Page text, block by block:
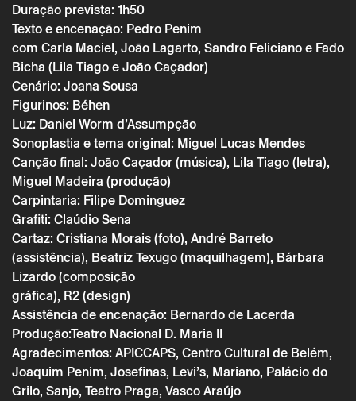
Duração prevista: 1h50
Texto e encenação: Pedro Penim
com Carla Maciel, João Lagarto, Sandro Feliciano e Fado
Bicha (Lila Tiago e João Caçador)
Cenário: Joana Sousa
Figurinos: Béhen
Luz: Daniel Worm d’Assumpção
Sonoplastia e tema original: Miguel Lucas Mendes
Canção final: João Caçador (música), Lila Tiago (letra),
Miguel Madeira (produção)
Carpintaria: Filipe Dominguez
Grafiti: Claúdio Sena
Cartaz: Cristiana Morais (foto), André Barreto
(assistência), Beatriz Texugo (maquilhagem), Bárbara
Lizardo (composição
gráfica), R2 (design)
Assistência de encenação: Bernardo de Lacerda
Produção:Teatro Nacional D. Maria II
Agradecimentos: APICCAPS, Centro Cultural de Belém,
Joaquim Penim, Josefinas, Levi’s, Mariano, Palácio do
Grilo, Sanjo, Teatro Praga, Vasco Araújo
* campos de preenchimento obrigatório.
A reserva só é válida após confirmação da parte do Theatro
Circo enviada por correio eletrónico.
Os seus dados pessoais serão tratados pelo Theatro Circo
com base no seu consentimento.
Ao submeter os seus dados, concorda com os termos
definidos na Política de Privacidade.
* campos de preenchimento obrigatório.